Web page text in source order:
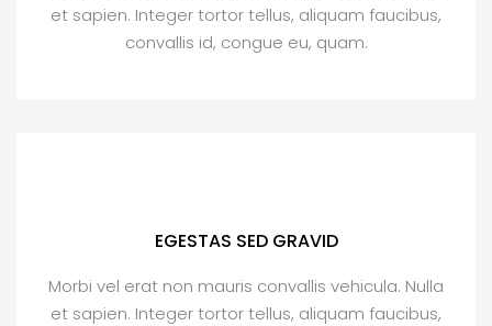
et sapien. Integer tortor tellus, aliquam faucibus,
convallis id, congue eu, quam.
EGESTAS SED GRAVID
Morbi vel erat non mauris convallis vehicula. Nulla
et sapien. Integer tortor tellus, aliquam faucibus,